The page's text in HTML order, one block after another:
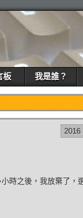
板 我是誰？
2016
時之後，我放棄了，